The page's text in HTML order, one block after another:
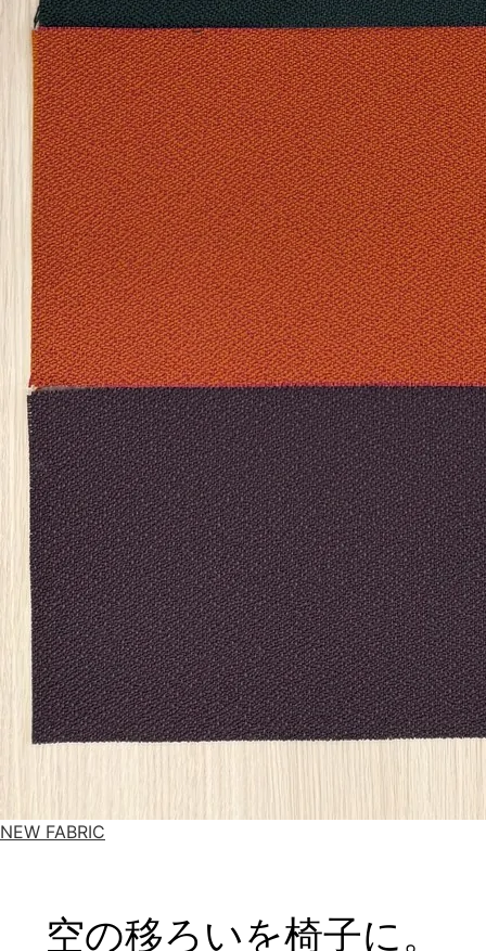
NEW FABRIC
空の移ろいを椅子に。